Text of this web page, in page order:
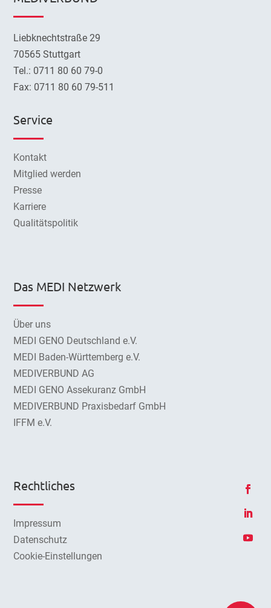
Liebknechtstraße 29
70565 Stuttgart
Tel.: 0711 80 60 79-0
Fax: 0711 80 60 79-511
Service
Kontakt
Mitglied werden
Presse
Karriere
Qualitätspolitik
Das MEDI Netzwerk
Über uns
MEDI GENO Deutschland e.V.
MEDI Baden-Württemberg e.V.
MEDIVERBUND AG
MEDI GENO Assekuranz GmbH
MEDIVERBUND Praxisbedarf GmbH
IFFM e.V.
Rechtliches
Impressum
Datenschutz
Cookie-Einstellungen